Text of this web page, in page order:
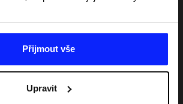
Přijmout vše
Upravit